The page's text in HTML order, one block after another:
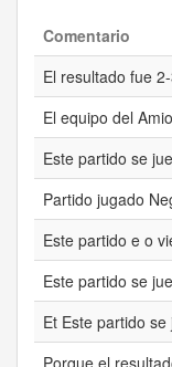
Comentario
El resultado fue